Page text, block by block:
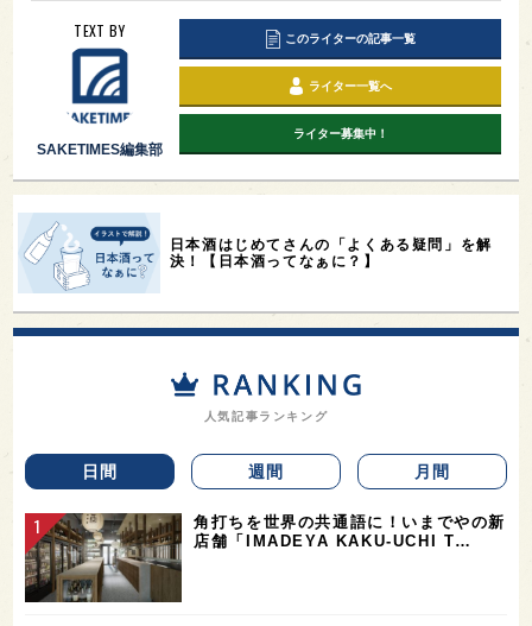
TEXT BY
SAKETIMES編集部
このライターの記事一覧
ライター一覧へ
ライター募集中！
日本酒はじめてさんの「よくある疑問」を解
決！【日本酒ってなぁに？】
人気記事ランキング
日間 週間 月間
角打ちを世界の共通語に！いまでやの新
店舗「IMADEYA KAKU-UCHI T…